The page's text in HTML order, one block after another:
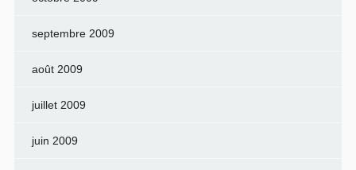
septembre 2009
août 2009
juillet 2009
juin 2009